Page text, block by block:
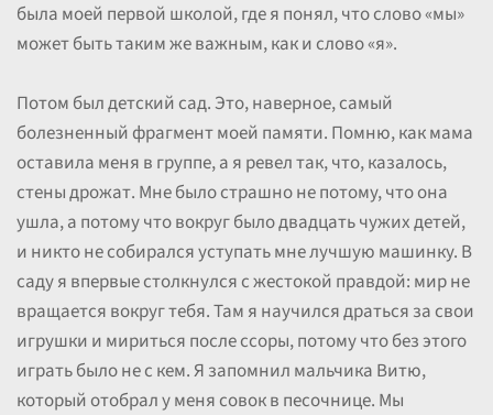
была моей первой школой, где я понял, что слово «мы»
может быть таким же важным, как и слово «я».
Потом был детский сад. Это, наверное, самый
болезненный фрагмент моей памяти. Помню, как мама
оставила меня в группе, а я ревел так, что, казалось,
стены дрожат. Мне было страшно не потому, что она
ушла, а потому что вокруг было двадцать чужих детей,
и никто не собирался уступать мне лучшую машинку. В
саду я впервые столкнулся с жестокой правдой: мир не
вращается вокруг тебя. Там я научился драться за свои
игрушки и мириться после ссоры, потому что без этого
играть было не с кем. Я запомнил мальчика Витю,
который отобрал у меня совок в песочнице. Мы